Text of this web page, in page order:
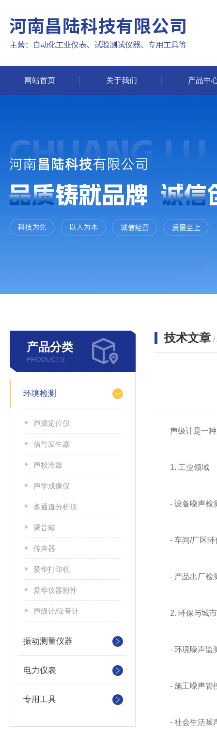
网站首页 关于我们 产品中
产品分类
PRODUCTS
环境检测
声源定位仪
信号发生器
声校准器
声学成像仪
多通道分析仪
隔音箱
传声器
爱华打印机
爱华仪器附件
声级计/噪音计
振动测量仪器
电力仪表
专用工具
技术文章 /
声级计是一种
1. 工业领域
- 设备噪声检测
- 车间/厂区环
- 产品出厂检测
2. 环保与城市
- 环境噪声监测
- 施工噪声管控
- 社会生活噪声